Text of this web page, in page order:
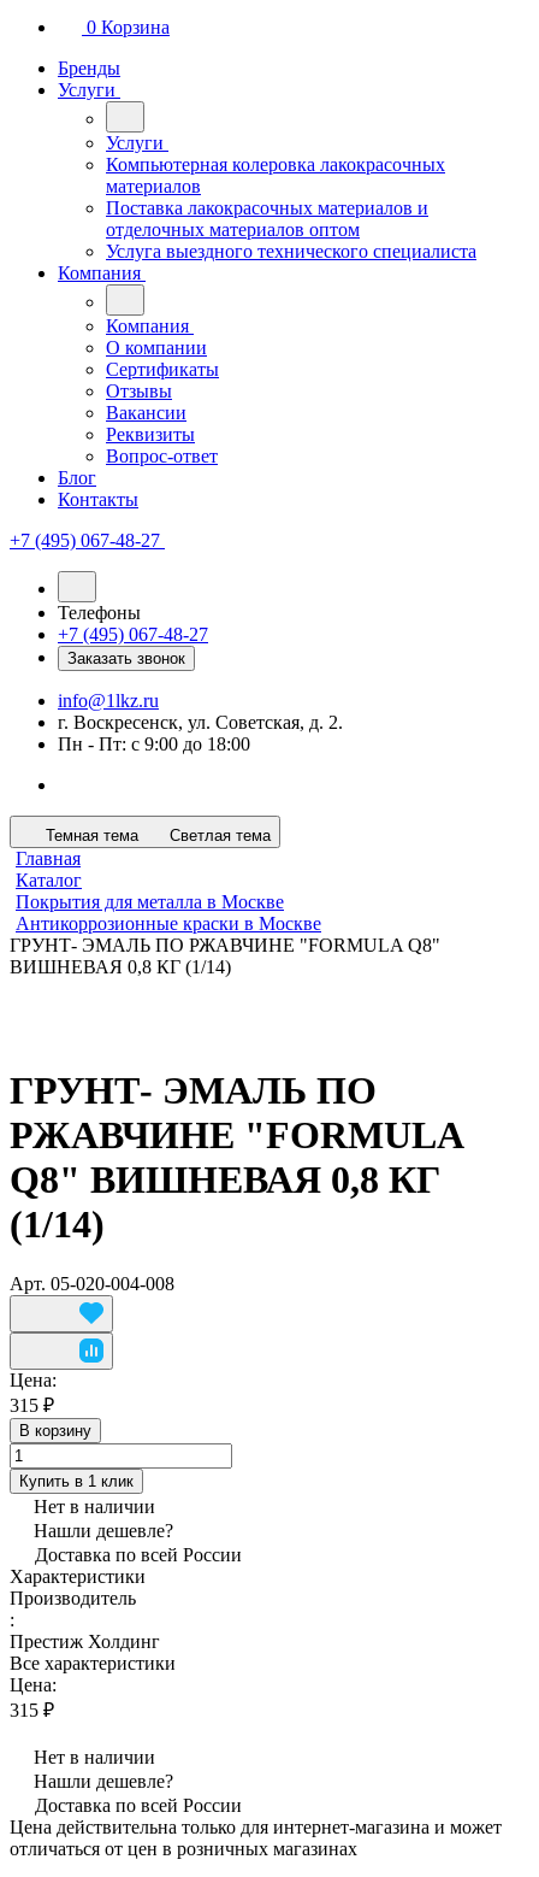
0 Корзина
Бренды
Услуги
Услуги
Компьютерная колеровка лакокрасочных
материалов
Поставка лакокрасочных материалов и
отделочных материалов оптом
Услуга выездного технического специалиста
Компания
Компания
О компании
Сертификаты
Отзывы
Вакансии
Реквизиты
Вопрос-ответ
Блог
Контакты
+7 (495) 067-48-27
Телефоны
+7 (495) 067-48-27
Заказать звонок
info@1lkz.ru
г. Воскресенск, ул. Советская, д. 2.
Пн - Пт: с 9:00 до 18:00
Темная тема Светлая тема
Главная
Каталог
Покрытия для металла в Москве
Антикоррозионные краски в Москве
ГРУНТ- ЭМАЛЬ ПО РЖАВЧИНЕ "FORMULA Q8"
ВИШНЕВАЯ 0,8 КГ (1/14)
ГРУНТ- ЭМАЛЬ ПО
РЖАВЧИНЕ "FORMULA
Q8" ВИШНЕВАЯ 0,8 КГ
(1/14)
Арт. 05-020-004-008
Цена:
315 ₽
В корзину
Купить в 1 клик
Нет в наличии
Нашли дешевле?
Доставка по всей России
Характеристики
Производитель
:
Престиж Холдинг
Все характеристики
Цена:
315 ₽
Нет в наличии
Нашли дешевле?
Доставка по всей России
Цена действительна только для интернет-магазина и может
отличаться от цен в розничных магазинах